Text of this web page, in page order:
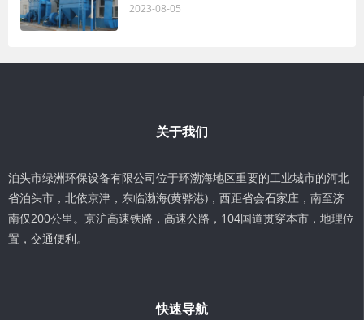
2023-08-05
关于我们
泊头市绿洲环保设备有限公司位于环渤海地区重要的工业城市的河北
省泊头市，北依京津，东临渤海(黄骅港)，西距省会石家庄，南至济
南仅200公里。京沪高速铁路，高速公路，104国道贯穿本市，地理位
置，交通便利。
快速导航